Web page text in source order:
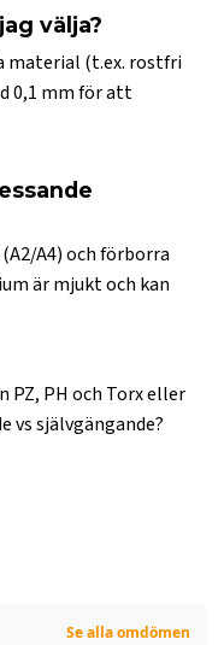
Se alla omdömen
välja?
material (t.ex. rostfri
0,1 mm för att
A4) och förborra
är mjukt och kan
PZ, PH och Torx eller
vs självgängande?